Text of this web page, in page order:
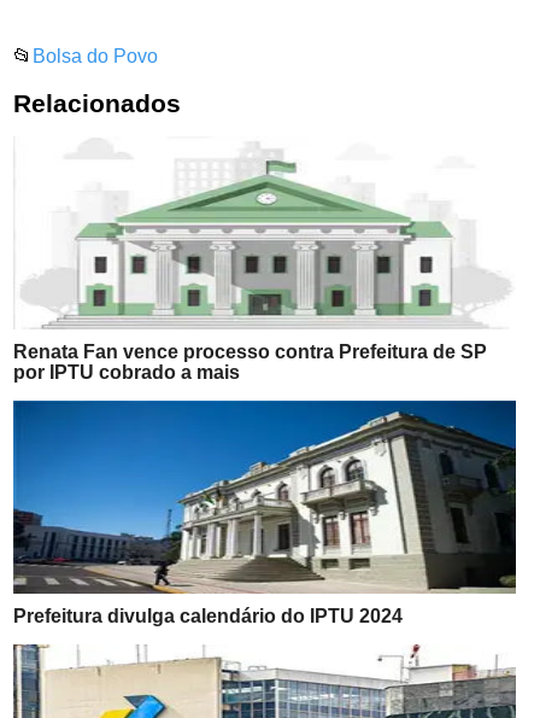
📂 Bolsa do Povo
Relacionados
Renata Fan vence processo contra Prefeitura de SP
por IPTU cobrado a mais
Prefeitura divulga calendário do IPTU 2024